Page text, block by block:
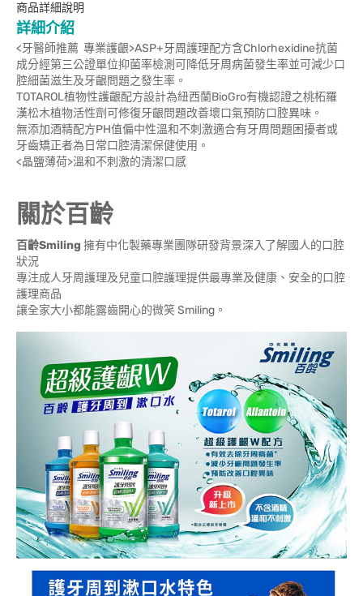
商品詳細說明
詳細介紹
<牙醫師推薦 專業護齦>ASP+牙周護理配方含Chlorhexidine抗菌
成分經第三公證單位抑菌率檢測可降低牙周病菌發生率並可減少口
腔細菌滋生及牙齦問題之發生率。
TOTAROL植物性護齦配方設計為紐西蘭BioGro有機認證之桃柘羅
漢松木植物活性劑可修復牙齦問題改善壞口氣預防口腔異味。
無添加酒精配方PH值偏中性溫和不刺激適合有牙周問題困擾者或
牙齒矯正者為日常口腔清潔保健使用。
<晶鹽薄荷>溫和不刺激的清潔口感
關於百齡
百齡Smiling 擁有中化製藥專業團隊研發背景深入了解國人的口腔
狀況
專注成人牙周護理及兒童口腔護理提供最專業及健康、安全的口腔
護理商品
讓全家大小都能露齒開心的微笑 Smiling。